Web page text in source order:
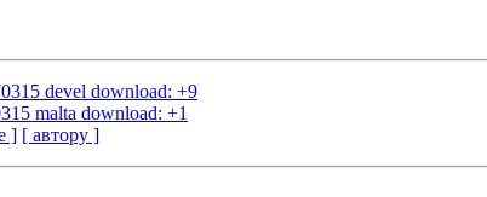
devel download: +9
malta download: +1
] [ автору ]